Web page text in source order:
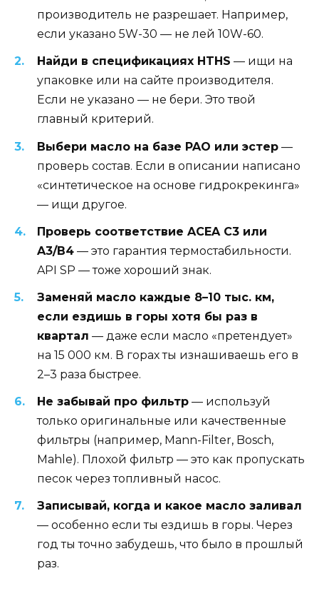
производитель не разрешает. Например,
если указано 5W-30 — не лей 10W-60.
Найди в спецификациях HTHS — ищи на
упаковке или на сайте производителя.
Если не указано — не бери. Это твой
главный критерий.
Выбери масло на базе PAO или эстер —
проверь состав. Если в описании написано
«синтетическое на основе гидрокрекинга»
— ищи другое.
Проверь соответствие ACEA C3 или
A3/B4 — это гарантия термостабильности.
API SP — тоже хороший знак.
Заменяй масло каждые 8–10 тыс. км,
если ездишь в горы хотя бы раз в
квартал — даже если масло «претендует»
на 15 000 км. В горах ты изнашиваешь его в
2–3 раза быстрее.
Не забывай про фильтр — используй
только оригинальные или качественные
фильтры (например, Mann-Filter, Bosch,
Mahle). Плохой фильтр — это как пропускать
песок через топливный насос.
Записывай, когда и какое масло заливал
— особенно если ты ездишь в горы. Через
год ты точно забудешь, что было в прошлый
раз.